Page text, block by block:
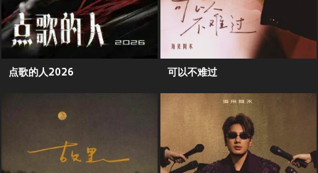
点歌的人2026 可以不难过